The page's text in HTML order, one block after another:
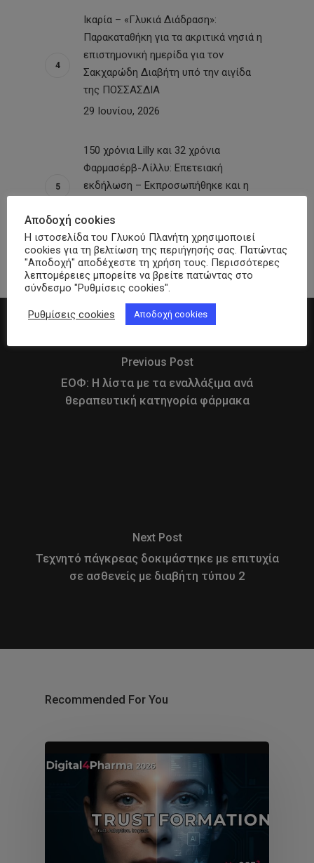
Ικαρία – «Γλυκιά Διάδραση»:
Παρακαταθήκη για τα ακριτικά νησιά η
επιστημονική ημερίδα για τον
Σακχαρώδη Διαβήτη υπό την αιγίδα
της ΠΟΣΣΑΣΔΙΑ
29 Ιουνίου, 2026
150 χρόνια Lilly και 32 χρόνια
Φαρμασέρβ-Λίλλυ: Eπετειακή
εκδήλωση – Εκπροσωπήθηκε και η
26 Ιουνίου, 2026
Previous Post
ΕΟΦ: Η λίστα με τα εναλλάξιμα ανά
θεραπευτική κατηγορία φάρμακα
Next Post
Τεχνητό πάγκρεας δοκιμάστηκε με επιτυχία
σε ασθενείς με διαβήτη τύπου 2
Recommended For You
Αποδοχή cookies
Η ιστοσελίδα του Γλυκού Πλανήτη χρησιμοποιεί
cookies για τη βελτίωση της περιήγησής σας. Πατώντας
"Αποδοχή" αποδέχεστε τη χρήση τους. Περισσότερες
λεπτομέρειες μπορείτε να βρείτε πατώντας στο
σύνδεσμο "Ρυθμίσεις cookies".
Ρυθμίσεις cookies Αποδοχή cookies